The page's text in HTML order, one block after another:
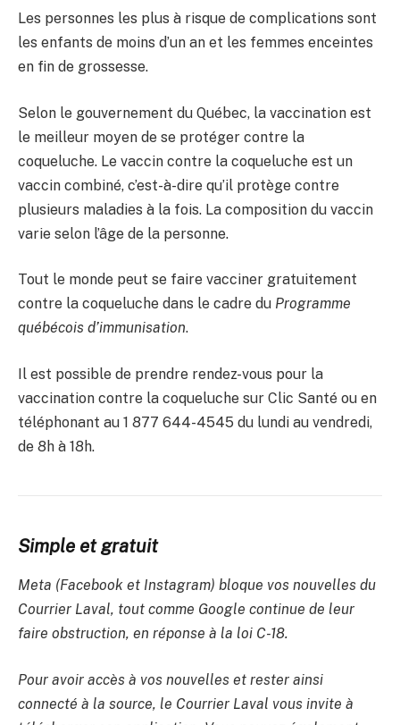
Les personnes les plus à risque de complications sont
les enfants de moins d’un an et les femmes enceintes
en fin de grossesse.
Selon le gouvernement du Québec, la vaccination est
le meilleur moyen de se protéger contre la
coqueluche. Le vaccin contre la coqueluche est un
vaccin combiné, c’est-à-dire qu’il protège contre
plusieurs maladies à la fois. La composition du vaccin
varie selon l’âge de la personne.
Tout le monde peut se faire vacciner gratuitement
contre la coqueluche dans le cadre du Programme
québécois d’immunisation.
Il est possible de prendre rendez-vous pour la
vaccination contre la coqueluche sur Clic Santé ou en
téléphonant au 1 877 644-4545 du lundi au vendredi,
de 8h à 18h.
Simple et gratuit
Meta (Facebook et Instagram) bloque vos nouvelles du
Courrier Laval, tout comme Google continue de leur
faire obstruction, en réponse à la loi C-18.
Pour avoir accès à vos nouvelles et rester ainsi
connecté à la source, le Courrier Laval vous invite à